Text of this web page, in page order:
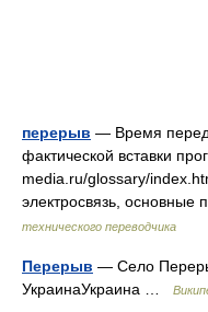
перерыв — Время
фактической вставки
media.ru/glossary/
электросвязь,
технического переводчика
Перерыв — Село
УкраинаУкраина …